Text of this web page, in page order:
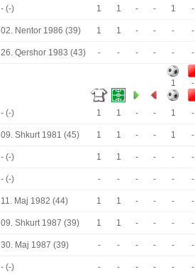
- (-) 1 1 - - 1 -
02. Nentor 1986 (39) 1 1 - - - -
26. Qershor 1983 (43) - - - - - -
1
-
- (-) 1 1 - - 1 -
09. Shkurt 1981 (45) 1 1 - - 1 -
- (-) 1 1 - - - -
- (-) - - - - - -
11. Maj 1982 (44) 1 1 - - - -
09. Shkurt 1987 (39) 1 1 - - - -
30. Maj 1987 (39) - - - - - -
- (-) - - - - - -